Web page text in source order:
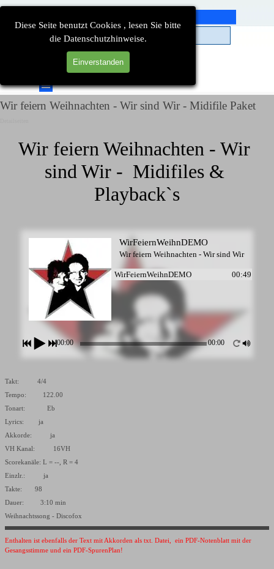
Diese Seite benutzt Cookies , lesen Sie bitte
die Datenschutzhinweise.
Einverstanden
Direkt zum Seiteninhalt
Menü überspringen
Wir feiern Weihnachten - Wir sind Wir - Midifile Paket
Wir feiern Weihnachten - Wir
sind Wir -  Midifiles &
Playback`s
WirFeiernWeihnDEMO
Wir feiern Weihnachten - Wir sind Wir
WirFeiernWeihnDEMO 00:49
00:00 00:00
Takt: 4/4
Tempo: 122.00
Tonart: Eb
Lyrics: ja
Akkorde: ja
VH Kanal: 16VH
Scorekanäle: L = --, R = 4
Einzlr.: ja
Takte: 98
Dauer: 3:10 min
Weihnachtssong - Discofox
Enthalten ist ebenfalls der Text mit Akkorden als txt. Datei, ein PDF-Notenblatt mit der
Gesangsstimme und ein PDF-SpurenPlan!